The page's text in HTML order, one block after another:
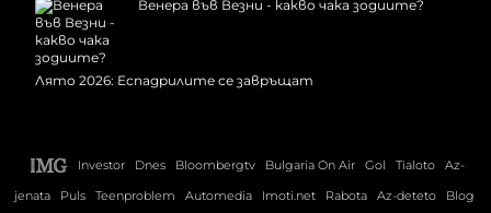
Венера във Везни - какво чака зодиите?
Лято 2026: Еспадрилите се завръщат
Investor Dnes Bloombergtv Bulgaria On Air Gol Tialoto
Az-
jenata
Puls Teenproblem Automedia Imoti.net Rabota Az-deteto
Blog